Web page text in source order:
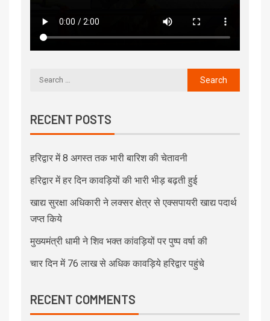
RECENT POSTS
हरिद्वार में 8 अगस्त तक भारी बारिश की चेतावनी
हरिद्वार में हर दिन कावड़ियों की भारी भीड़ बढ़ती हुई
खाद्य सुरक्षा अधिकारी ने लक्सर क्षेत्र से एक्सपायरी खाद्य पदार्थ
जप्त किये
मुख्यमंत्री धामी ने शिव भक्त कांवड़ियों पर पुष्प वर्षा की
चार दिन में 76 लाख से अधिक कावड़िये हरिद्वार पहुंचे
RECENT COMMENTS